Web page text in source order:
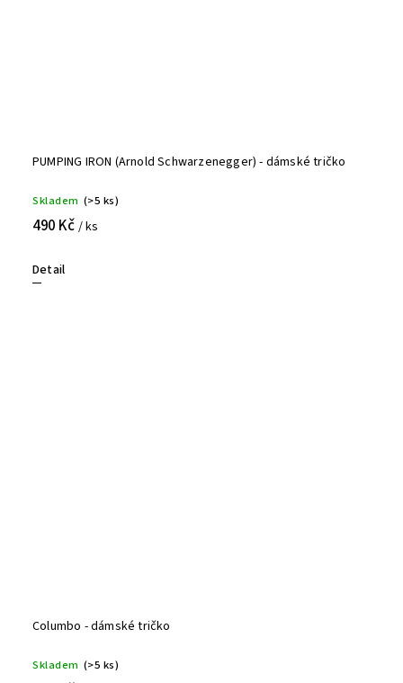
PUMPING IRON (Arnold Schwarzenegger) - dámské tričko
Skladem (>5 ks)
490 Kč / ks
Detail
Columbo - dámské tričko
Skladem (>5 ks)